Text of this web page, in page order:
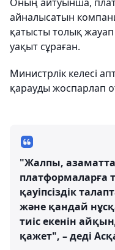
айналысатын
қатысты толық
уақыт сұраған.
Министрлік келесі
қарауды жоспарлап
"Жалпы,
платформаларға
қауіпсіздік
және қандай
тиіс екенін
қажет", – деді